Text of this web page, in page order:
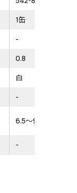
1缶
-
0.8
白
-
6.5～9(2回塗り)
-